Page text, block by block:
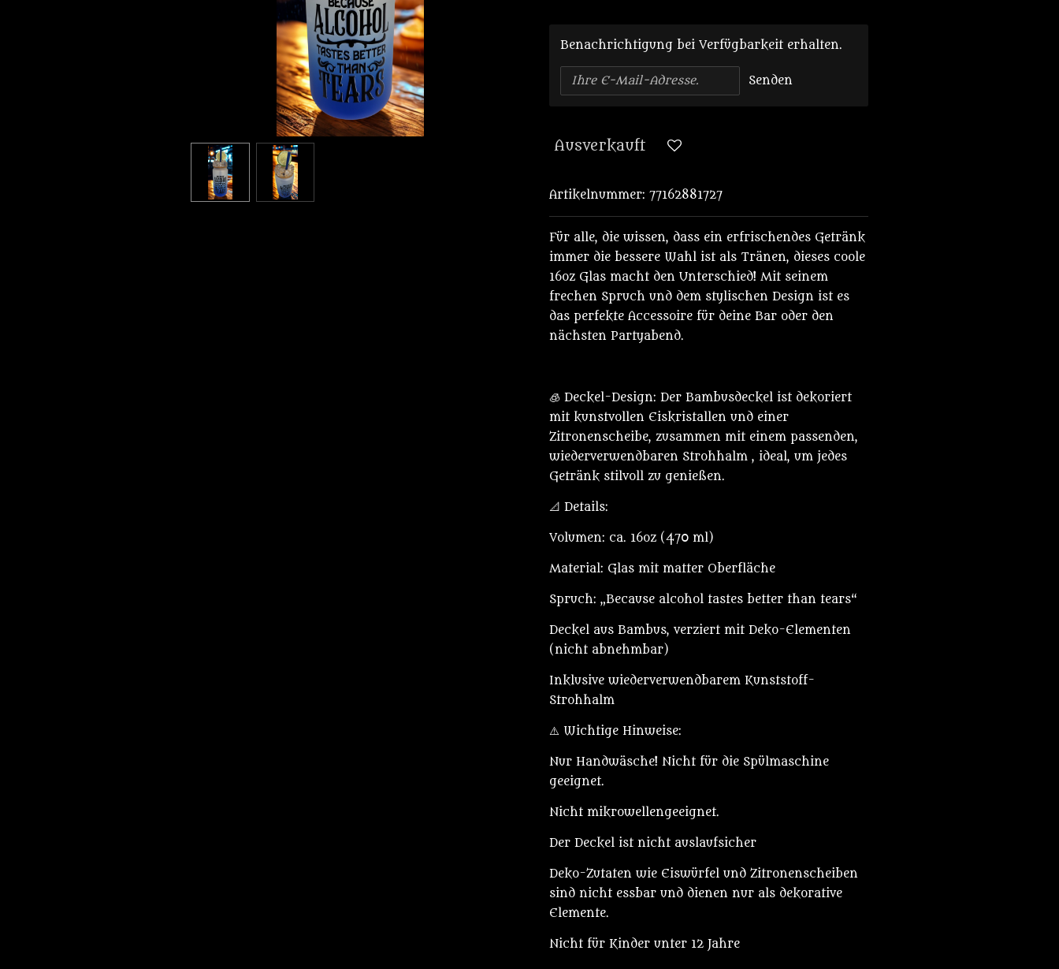
Benachrichtigung bei Verfügbarkeit erhalten.
Senden
Ausverkauft
Artikelnummer: 77162881727
Für alle, die wissen, dass ein erfrischendes Getränk
immer die bessere Wahl ist als Tränen, dieses coole
16oz Glas macht den Unterschied! Mit seinem
frechen Spruch und dem stylischen Design ist es
das perfekte Accessoire für deine Bar oder den
nächsten Partyabend.
🧊 Deckel-Design: Der Bambusdeckel ist dekoriert
mit kunstvollen Eiskristallen und einer
Zitronenscheibe, zusammen mit einem passenden,
wiederverwendbaren Strohhalm , ideal, um jedes
Getränk stilvoll zu genießen.
📐 Details:
Volumen: ca. 16oz (470 ml)
Material: Glas mit matter Oberfläche
Spruch: „Because alcohol tastes better than tears“
Deckel aus Bambus, verziert mit Deko-Elementen
(nicht abnehmbar)
Inklusive wiederverwendbarem Kunststoff-
Strohhalm
⚠️ Wichtige Hinweise:
Nur Handwäsche! Nicht für die Spülmaschine
geeignet.
Nicht mikrowellengeeignet.
Der Deckel ist nicht auslaufsicher
Deko-Zutaten wie Eiswürfel und Zitronenscheiben
sind nicht essbar und dienen nur als dekorative
Elemente.
Nicht für Kinder unter 12 Jahre